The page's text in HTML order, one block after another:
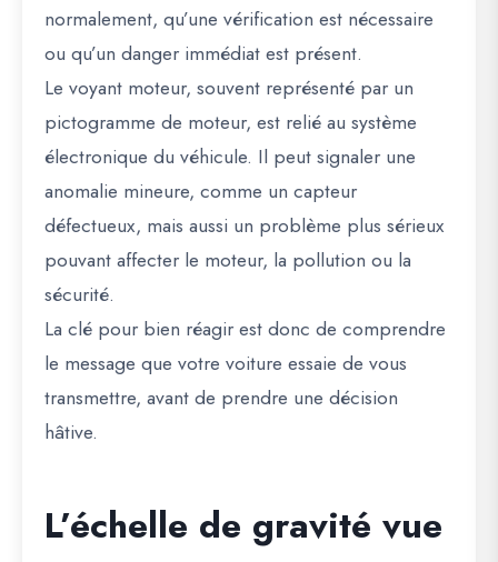
normalement, qu’une vérification est nécessaire
ou qu’un danger immédiat est présent.
Le voyant moteur, souvent représenté par un
pictogramme de moteur, est relié au système
électronique du véhicule. Il peut signaler une
anomalie mineure, comme un capteur
défectueux, mais aussi un problème plus sérieux
pouvant affecter le moteur, la pollution ou la
sécurité.
La clé pour bien réagir est donc de comprendre
le message que votre voiture essaie de vous
transmettre, avant de prendre une décision
hâtive.
L’échelle de gravité vue